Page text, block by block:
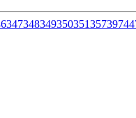
347348349350351357397